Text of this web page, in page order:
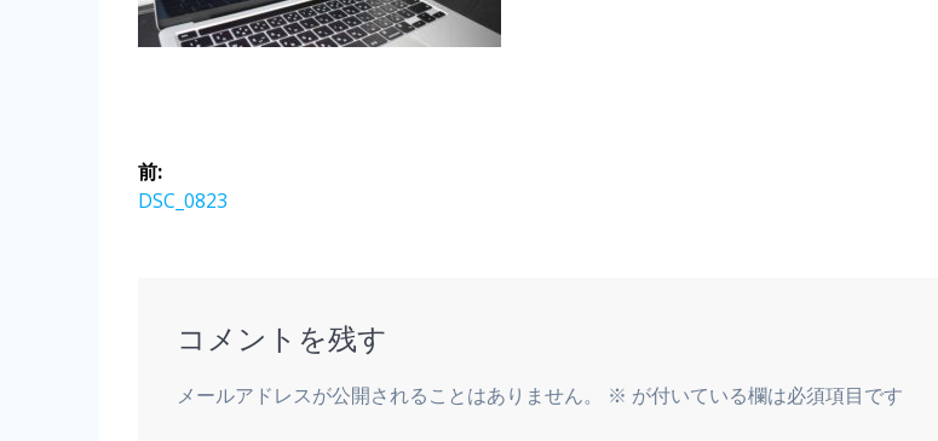
前:
DSC_0823
コメントを残す
メールアドレスが公開されることはありません。 ※ が付いている欄は必須項目です